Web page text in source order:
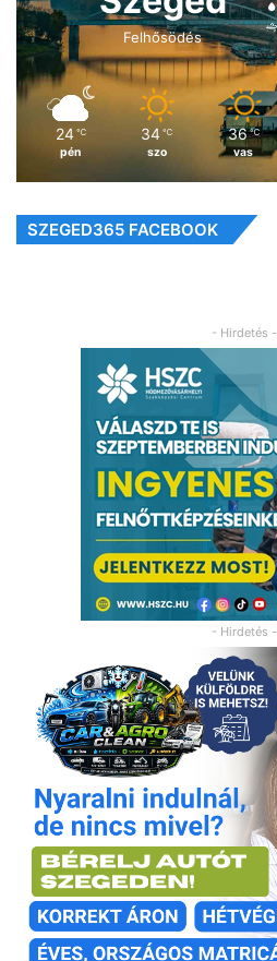
Felhősödés
24 ℃
pén
34 ℃
szo
36 ℃
vas
SZEGED365 FACEBOOK
- Hirdetés -
- Hirdetés -